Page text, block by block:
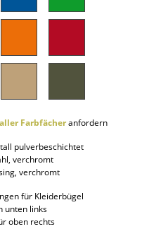
Farbfächeranfordern
pulverbeschichtet
verchromt
verchromt
für Kleiderbügel
unten links
oben rechts